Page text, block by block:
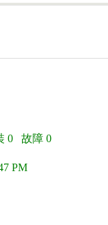
0 故障 0
PM